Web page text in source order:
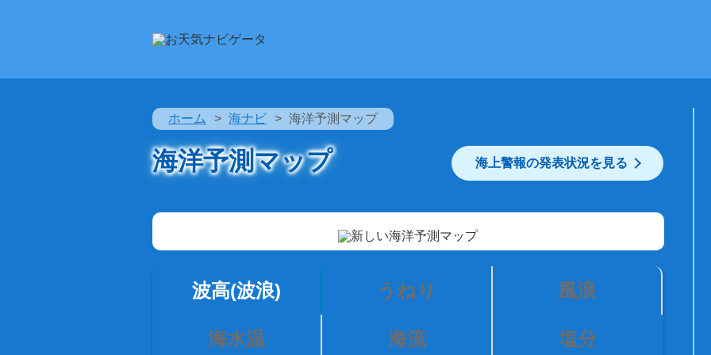
ホーム 海ナビ 海洋予測マップ
海洋予測マップ 海上警報の発表状況を見る
波高(波浪) うねり 風浪
海水温 海流 塩分